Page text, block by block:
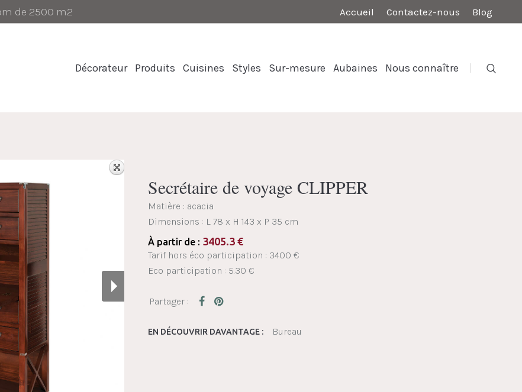
Accueil Contactez-nous Blog
de 2500 m2
Décorateur Produits Cuisines Styles Sur-mesure Aubaines Nous connaître
Secrétaire de voyage CLIPPER
Matière : acacia
Dimensions : L 78 x H 143 x P 35 cm
À partir de : 3405.3 €
Tarif hors éco participation : 3400 €
Eco participation : 5.30 €
EN DÉCOUVRIR DAVANTAGE : Bureau